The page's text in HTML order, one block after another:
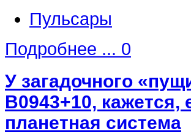
Пульсары
Подробнее ... 0
У загадочного
B0943+10, кажется,
планетная система